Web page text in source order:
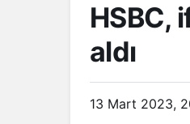
HSBC,
aldı
13 Mart 2023,